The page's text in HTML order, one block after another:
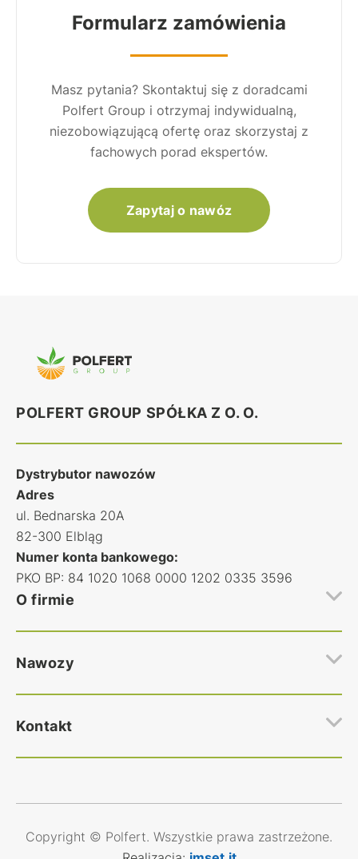
Formularz zamówienia
Masz pytania? Skontaktuj się z doradcami
Polfert Group i otrzymaj indywidualną,
niezobowiązującą ofertę oraz skorzystaj z
fachowych porad ekspertów.
Zapytaj o nawóz
POLFERT GROUP SPÓŁKA Z O. O.
Dystrybutor nawozów
Adres
ul. Bednarska 20A
82-300 Elbląg
Numer konta bankowego:
PKO BP: 84 1020 1068 0000 1202 0335 3596
O firmie
Hurtownia nawozów rolniczych Polfert
Polityka prywatności
Najczęstsze pytania
Kontakt
Nawozy
Nawozy Azotowe
Nawozy Fosforan amonu
Wszystkie nawozy
Kontakt
zakupy@polfert.com.pl
Sekretariat oraz Księgowość:
+48 510 810 661
Copyright © Polfert. Wszystkie prawa zastrzeżone.